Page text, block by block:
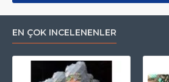
EN ÇOK INCELENENLER